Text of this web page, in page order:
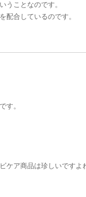
うことなのです。
配合しているのです。
す。
ケア商品は珍しいですよ